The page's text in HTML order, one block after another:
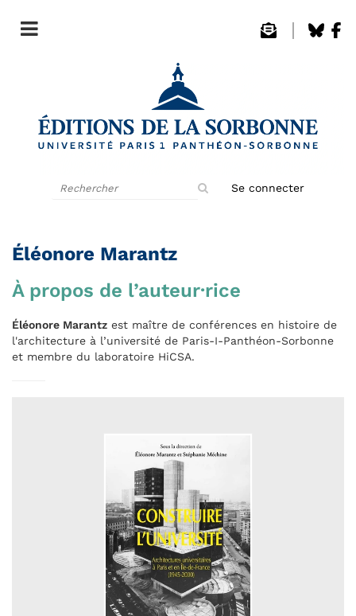
Se connecter
Éléonore Marantz
À propos de l’auteur·rice
Éléonore Marantz est maître de conférences en histoire de
l'architecture à l’université de Paris-I-Panthéon-Sorbonne
et membre du laboratoire HiCSA.